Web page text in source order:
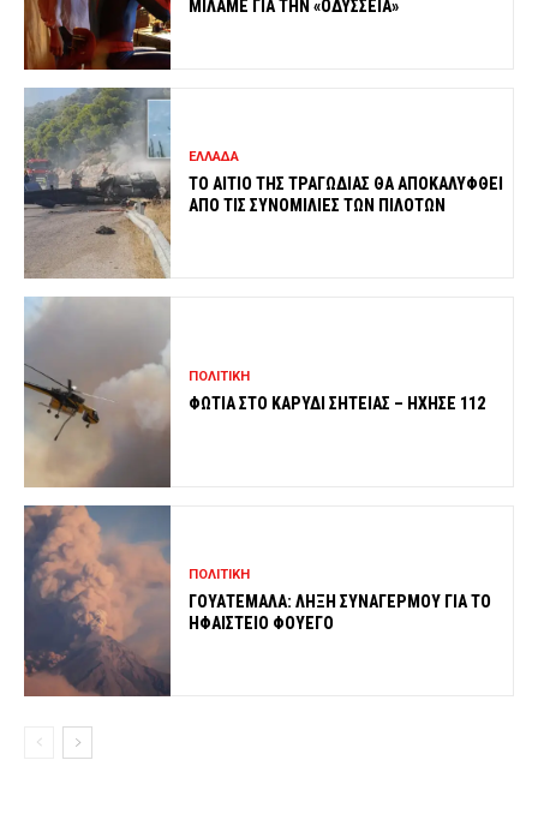
ΜΙΛΑΜΕ ΓΙΑ ΤΗΝ «ΟΔΥΣΣΕΙΑ»
ΕΛΛΑΔΑ
ΤΟ ΑΙΤΙΟ ΤΗΣ ΤΡΑΓΩΔΙΑΣ ΘΑ ΑΠΟΚΑΛΥΦΘΕΙ
ΑΠΟ ΤΙΣ ΣΥΝΟΜΙΛΙΕΣ ΤΩΝ ΠΙΛΟΤΩΝ
ΠΟΛΙΤΙΚΗ
ΦΩΤΙΑ ΣΤΟ ΚΑΡΥΔΙ ΣΗΤΕΙΑΣ – ΗΧΗΣΕ 112
ΠΟΛΙΤΙΚΗ
ΓΟΥΑΤΕΜΑΛΑ: ΛΗΞΗ ΣΥΝΑΓΕΡΜΟΥ ΓΙΑ ΤΟ
ΗΦΑΙΣΤΕΙΟ ΦΟΥΕΓΟ